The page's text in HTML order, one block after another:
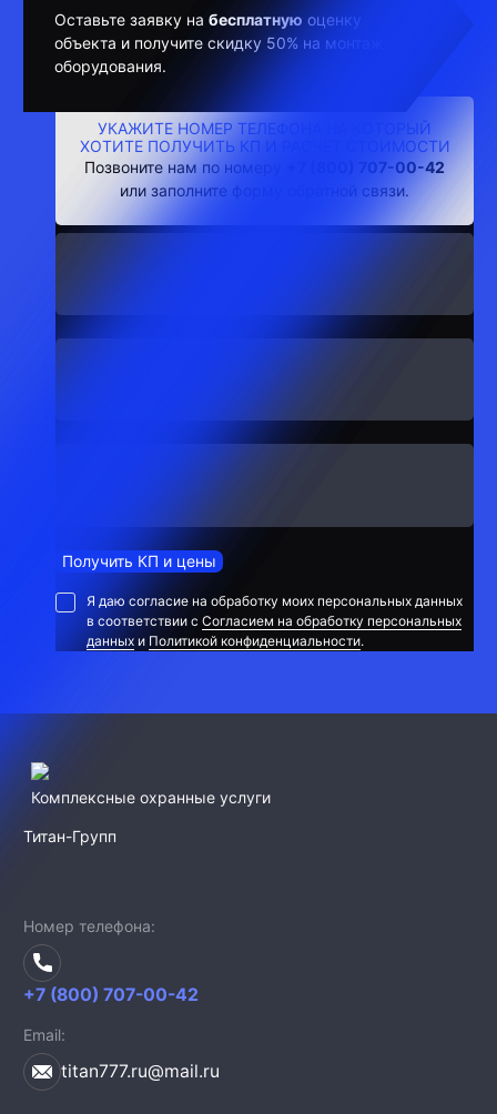
Оставьте заявку на бесплатную оценку
объекта и получите скидку 50% на монтаж
оборудования.
УКАЖИТЕ НОМЕР ТЕЛЕФОНА НА КОТОРЫЙ
ХОТИТЕ ПОЛУЧИТЬ КП И РАСЧЕТ СТОИМОСТИ
Позвоните нам по номеру
+7 (800) 707-00-42
или заполните форму обратной связи.
Получить КП и цены
Я даю согласие на обработку моих персональных данных
в соответствии сСогласием на обработку персональных
данных и Политикой конфиденциальности.
Комплексные охранные услуги
Титан-Групп
Номер телефона
+7 (800) 707-00-42
Email
titan777.ru@mail.ru